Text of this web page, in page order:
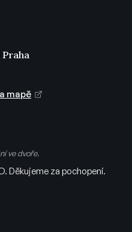
mapě
ve dvoře.
Děkujeme za pochopení.